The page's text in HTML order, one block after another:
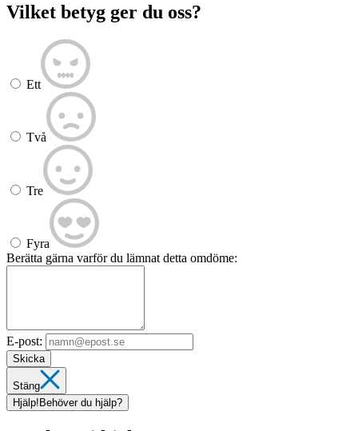
Vilket betyg ger du oss?
Ett
Två
Tre
Fyra
Berätta gärna varför du lämnat detta omdöme:
E-post:
Skicka
Stäng
Hjälp! Behöver du hjälp?